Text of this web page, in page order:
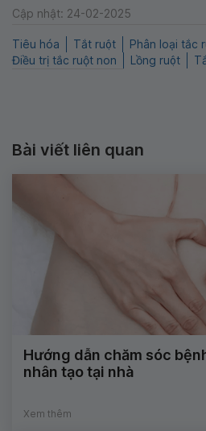
Cập nhật: 24-02-2025
Tiêu hóa Tắt ruột Phân loại tắc
Điều trị tắc ruột non
Lồng ruột
Bài viết liên quan
Hướng dẫn chăm sóc
nhân tạo tại nhà
Xem thêm